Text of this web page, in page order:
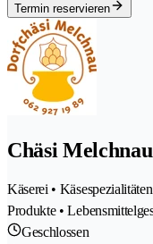
Termin reservieren
Chäsi Melchnau
Käserei •
Produkte •
Geschlossen